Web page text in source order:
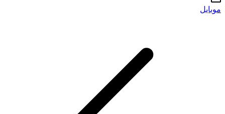
موبایل